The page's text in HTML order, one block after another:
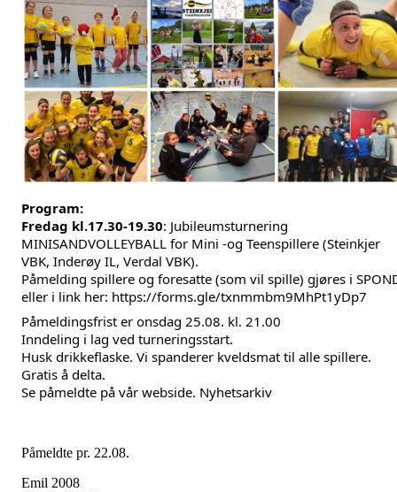
Program:
Fredag kl.17.30-19.30: Jubileumsturnering
MINISANDVOLLEYBALL for Mini -og Teenspillere (Steinkjer
VBK, Inderøy IL, Verdal VBK).
Påmelding spillere og foresatte (som vil spille) gjøres i
eller i link her: https://forms.gle/txnmmbm9MhPt1yDp7
Påmeldingsfrist er onsdag 25.08. kl. 21.00
Inndeling i lag ved turneringsstart.
Husk drikkeflaske. Vi spanderer kveldsmat til alle spillere.
Gratis å delta.
Se påmeldte på vår webside. Nyhetsarkiv
Påmeldte pr. 22.08.
Emil 2008